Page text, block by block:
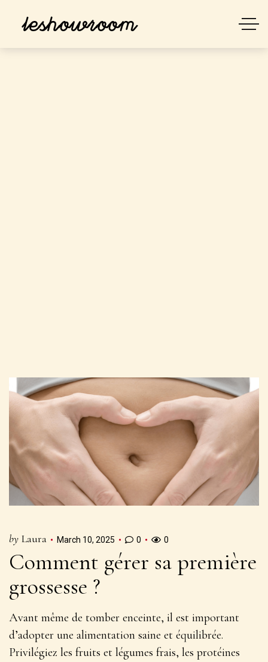
by Laura March 10, 2025 0 0
Comment gérer sa première
grossesse ?
Avant même de tomber enceinte, il est important
d’adopter une alimentation saine et équilibrée.
Privilégiez les fruits et légumes frais, les protéines